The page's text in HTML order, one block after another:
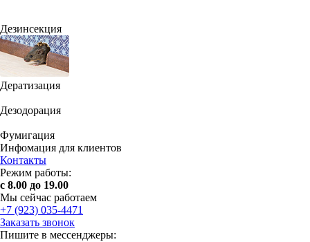
Дезинсекция
Дератизация
Дезодорация
Фумигация
Инфомация для клиентов
Контакты
Режим работы:
с 8.00 до 19.00
Мы сейчас работаем
+7 (923) 035-4471
Заказать звонок
Пишите в мессенджеры: